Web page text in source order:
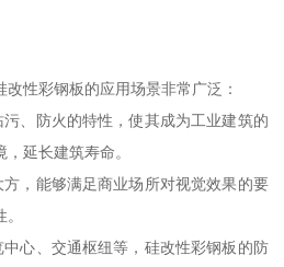
性彩钢板的应用场景非常广泛：
、防火的特性，使其成为工业建筑的
延长建筑寿命。
，能够满足商业场所对视觉效果的要
心、交通枢纽等，硅改性彩钢板的防